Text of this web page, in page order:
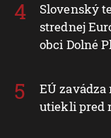
Slovenský
strednej
obci Dolné
EÚ
utiekli pred